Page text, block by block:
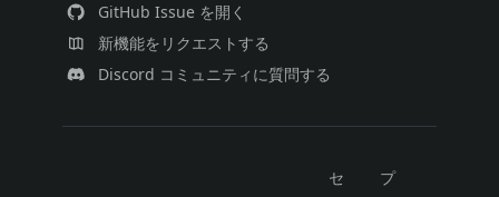
GitHub Issue を開く
新機能をリクエストする
Discord コミュニティに質問する
セ
プ